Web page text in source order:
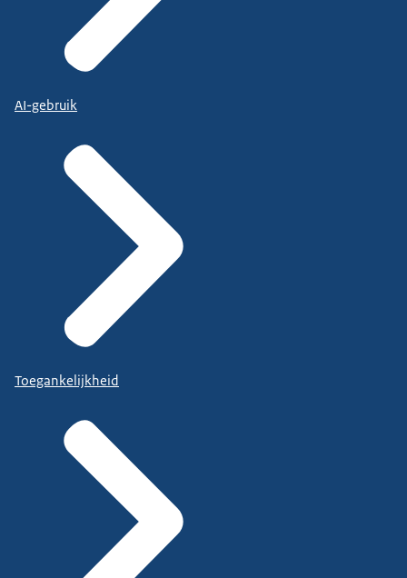
AI-gebruik
Toegankelijkheid